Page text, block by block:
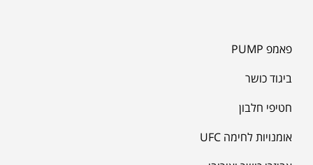
פאמפ PUMP
ביגוד כושר
חטיפי חלבון
אומנויות לחימה UFC